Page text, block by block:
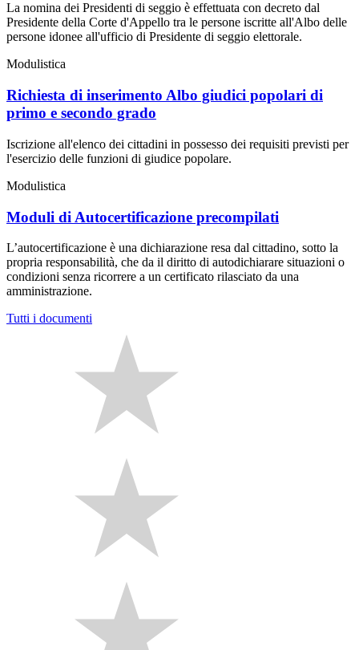
La nomina dei Presidenti di seggio è effettuata con decreto dal
Presidente della Corte d'Appello tra le persone iscritte all'Albo delle
persone idonee all'ufficio di Presidente di seggio elettorale.
Modulistica
Richiesta di inserimento Albo giudici popolari di
primo e secondo grado
Iscrizione all'elenco dei cittadini in possesso dei requisiti previsti per
l'esercizio delle funzioni di giudice popolare.
Modulistica
Moduli di Autocertificazione precompilati
L’autocertificazione è una dichiarazione resa dal cittadino, sotto la
propria responsabilità, che da il diritto di autodichiarare situazioni o
condizioni senza ricorrere a un certificato rilasciato da una
amministrazione.
Tutti i documenti